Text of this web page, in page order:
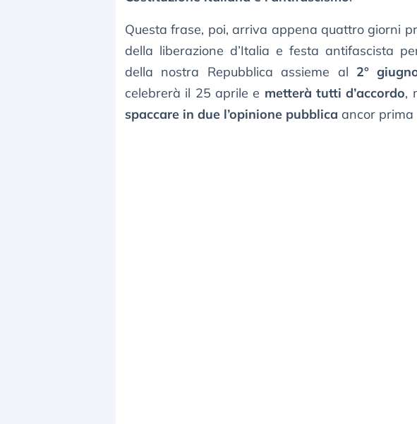
Questa frase, poi, arriva appena quattro giorni
della liberazione d’Italia e festa antifascista
della nostra Repubblica assieme al 2°
celebrerà il 25 aprile e metterà tutti d’accordo,
spaccare in due l’opinione pubblica ancor prima